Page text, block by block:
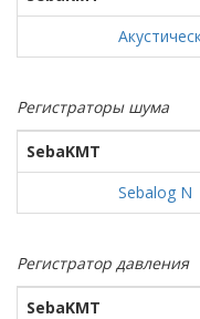
Регистраторы шума
SebaKMT
Sebalog N
Регистратор давления
SebaKMT